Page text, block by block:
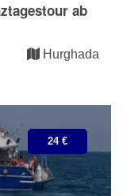
ab
Hurghada
24 €